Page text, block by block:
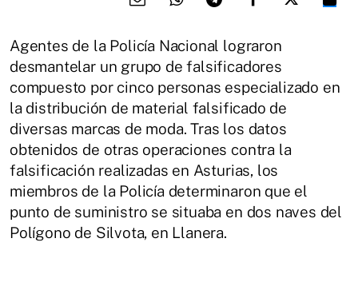
Agentes de la Policía Nacional lograron
desmantelar un grupo de falsificadores
compuesto por cinco personas especializado en
la distribución de material falsificado de
diversas marcas de moda. Tras los datos
obtenidos de otras operaciones contra la
falsificación realizadas en Asturias, los
miembros de la Policía determinaron que el
punto de suministro se situaba en dos naves del
Polígono de Silvota, en Llanera.